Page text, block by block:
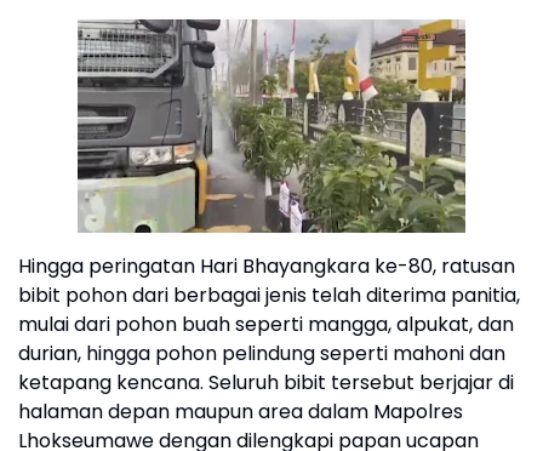
Hingga peringatan Hari Bhayangkara ke-80, ratusan
bibit pohon dari berbagai jenis telah diterima panitia,
mulai dari pohon buah seperti mangga, alpukat, dan
durian, hingga pohon pelindung seperti mahoni dan
ketapang kencana. Seluruh bibit tersebut berjajar di
halaman depan maupun area dalam Mapolres
Lhokseumawe dengan dilengkapi papan ucapan